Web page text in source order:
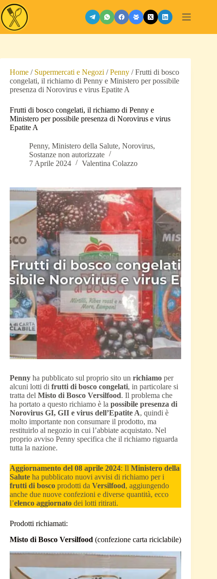
Salta
al
contenuto
Home / Supermercati e Negozi /Penny /Frutti di bosco
congelati, il richiamo di Penny e Ministero per possibile
presenza di Norovirus e virus Epatite A
Frutti di bosco congelati, il richiamo di Penny e
Ministero per possibile presenza di Norovirus e virus
Epatite A
Penny, Ministero della Salute, Norovirus,
Sostanze non autorizzate
7 Aprile 2024
Valentina Colazzo
Penny ha pubblicato sul proprio sito un richiamo per
alcuni lotti di frutti di bosco congelati, in particolare si
tratta del Misto di Bosco Versilfood. Il problema che
ha portato a questo richiamo è la possibile presenza di
Norovirus GI, GII e virus dell’Epatite A, quindi è
molto importante non consumare il prodotto, ma
restituirlo al negozio in cui l’abbiate acquistato. Nel
proprio avviso Penny specifica che il richiamo riguarda
tutta la nazione.
Aggiornamento del 08 aprile 2024: Il Ministero della
Salute ha pubblicato nuovi avvisi di richiamo per i
frutti di bosco prodotti da Versilfood, aggiungendo
anche due nuove confezioni e diverse quantità, ecco
l’elenco aggiornato dei lotti ritirati.
Prodotti richiamati:
Misto di Bosco Versilfood (confezione carta riciclabile)